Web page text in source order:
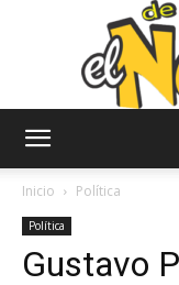
Inicio Política
Política
Gustavo